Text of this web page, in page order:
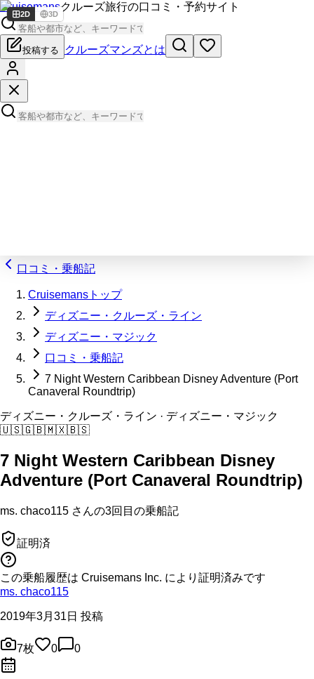
Cruisemansクルーズ旅行の口コミ・予約サイト
投稿する クルーズマンズとは
口コミ・乗船記
Cruisemansトップ
ディズニー・クルーズ・ライン
ディズニー・マジック
口コミ・乗船記
7 Night Western Caribbean Disney Adventure (Port
Canaveral Roundtrip)
ディズニー・クルーズ・ライン · ディズニー・マジック
🇺🇸🇬🇧🇲🇽🇧🇸
7 Night Western Caribbean Disney
Adventure (Port Canaveral Roundtrip)
ms. chaco115 さんの3回目の乗船記
証明済
この乗船履歴は Cruisemans Inc. により証明済みです
ms. chaco115
2019年3月31日 投稿
7枚 0 0
2D 3D